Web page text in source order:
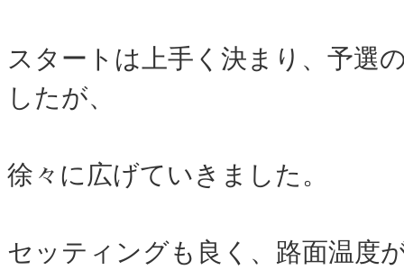
スタートは上手く決まり、予選
したが、
徐々に広げていきました。
セッティングも良く、路面温度